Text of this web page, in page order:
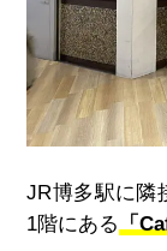
JR博多駅に隣
1階にある「